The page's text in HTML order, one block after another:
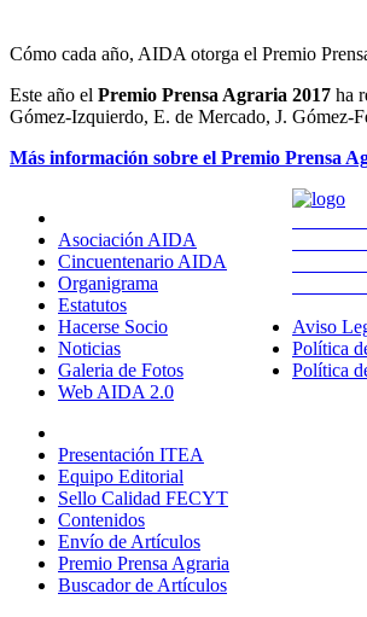
Cómo cada año, AIDA otorga el Premio
Este año el Premio Prensa Agraria 2017 ha
Gómez‑Izquierdo, E. de Mercado, J.
Más información sobre el Premio Prensa
Asociación AIDA
Cincuentenario AIDA
Organigrama
Estatutos
Hacerse Socio
Noticias
Galeria de Fotos
Web AIDA 2.0
Presentación ITEA
Equipo Editorial
Sello Calidad FECYT
Contenidos
Envío de Artículos
Premio Prensa Agraria
Buscador de Artículos
Aviso
Política
Política